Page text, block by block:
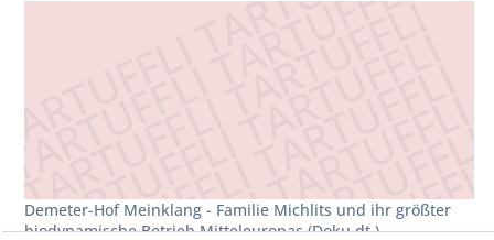
Demeter-Hof Meinklang - Familie Michlits und ihr größter
biodynamische Betrieb Mitteleuropas (Doku dt.)